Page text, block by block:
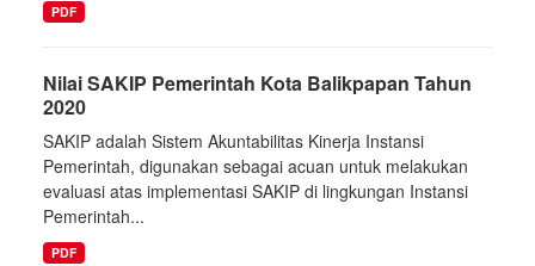
PDF
Nilai SAKIP Pemerintah Kota Balikpapan Tahun
2020
SAKIP adalah Sistem Akuntabilitas Kinerja Instansi
Pemerintah, digunakan sebagai acuan untuk melakukan
evaluasi atas implementasi SAKIP di lingkungan Instansi
Pemerintah...
PDF